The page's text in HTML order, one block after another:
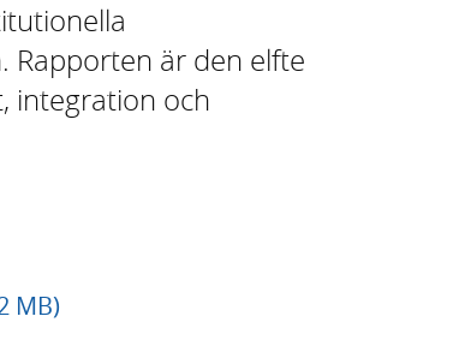
Rapporten är den elfte
integration och
MB)